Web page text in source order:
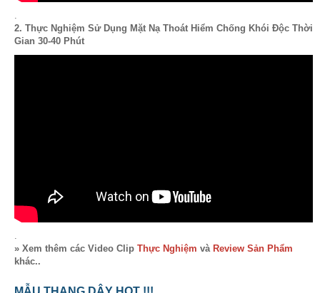
.
2. Thực Nghiệm Sử Dụng Mặt Nạ Thoát Hiểm Chống Khói Độc Thời
Gian 30-40 Phút
.
» Xem thêm các Video Clip Thực Nghiệm và Review Sản Phẩm
khác..